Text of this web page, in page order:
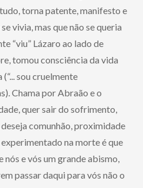
torna patente, manifesto e
vivia, mas que não se queria
“viu” Lázaro ao lado de
tomou consciência da vida
sou cruelmente
Chama por Abraão e o
quer sair do sofrimento,
comunhão, proximidade
na morte é que
nós e vós um grande abismo,
passar daqui para vós não o